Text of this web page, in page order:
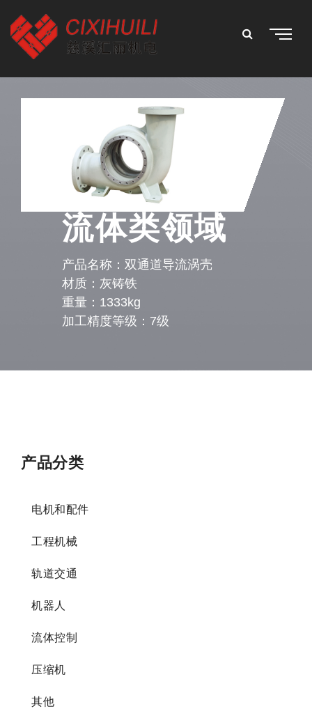
流体类领域
产品名称：双通道导流涡壳
材质：灰铸铁
重量：1333kg
加工精度等级：7级
产品分类
电机和配件
工程机械
轨道交通
机器人
流体控制
压缩机
其他